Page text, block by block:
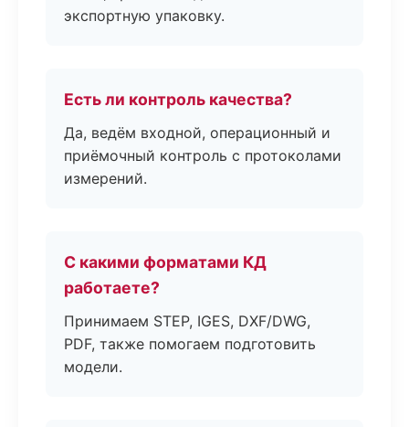
экспортную упаковку.
Есть ли контроль качества?
Да, ведём входной, операционный и
приёмочный контроль с протоколами
измерений.
С какими форматами КД
работаете?
Принимаем STEP, IGES, DXF/DWG,
PDF, также помогаем подготовить
модели.